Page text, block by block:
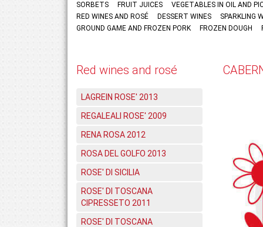
SORBETS
FRUIT JUICES
VEGETABLES IN OIL AND
RED WINES AND ROSÉ
DESSERT WINES
SPARKLING
GROUND GAME AND FROZEN PORK
FROZEN DOUGH
Red wines and rosé
LAGREIN ROSE' 2013
REGALEALI ROSE' 2009
RENA ROSA 2012
ROSA DEL GOLFO 2013
ROSE' DI SICILIA
ROSE' DI TOSCANA
CIPRESSETO 2011
ROSE' DI TOSCANA